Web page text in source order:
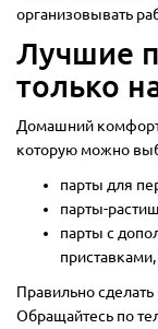
организовывать
Лучшие
только
Домашний комфорт
которую можно
парты для
парты-
парты с
Правильно
Обращайтесь по